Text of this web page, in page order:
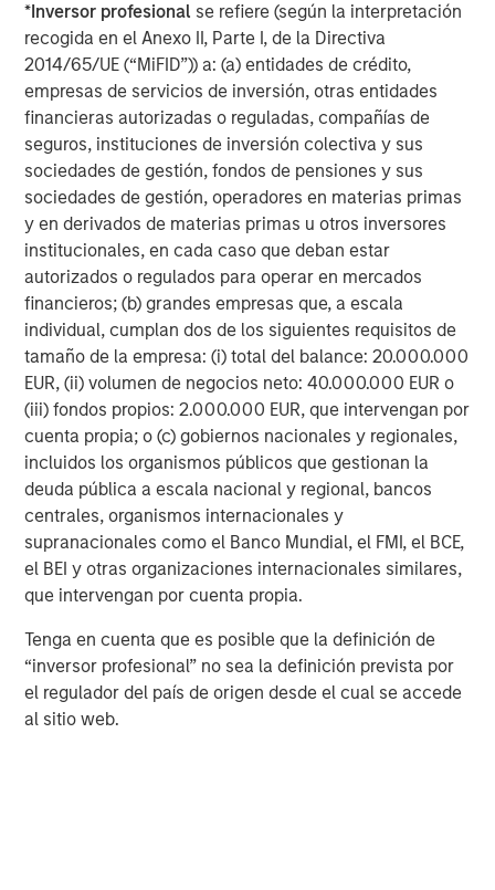
*Inversor profesional se refiere (según la interpretación
recogida en el Anexo II, Parte I, de la Directiva
2014/65/UE (“MiFID”)) a: (a) entidades de crédito,
empresas de servicios de inversión, otras entidades
financieras autorizadas o reguladas, compañías de
seguros, instituciones de inversión colectiva y sus
sociedades de gestión, fondos de pensiones y sus
sociedades de gestión, operadores en materias primas
y en derivados de materias primas u otros inversores
institucionales, en cada caso que deban estar
autorizados o regulados para operar en mercados
financieros; (b) grandes empresas que, a escala
individual, cumplan dos de los siguientes requisitos de
tamaño de la empresa: (i) total del balance: 20.000.000
EUR, (ii) volumen de negocios neto: 40.000.000 EUR o
(iii) fondos propios: 2.000.000 EUR, que intervengan por
cuenta propia; o (c) gobiernos nacionales y regionales,
incluidos los organismos públicos que gestionan la
deuda pública a escala nacional y regional, bancos
centrales, organismos internacionales y
supranacionales como el Banco Mundial, el FMI, el BCE,
el BEI y otras organizaciones internacionales similares,
que intervengan por cuenta propia.
Tenga en cuenta que es posible que la definición de
“inversor profesional” no sea la definición prevista por
el regulador del país de origen desde el cual se accede
al sitio web.
cars, batteries, solar panels, wind turbines and upgraded
electric grids.
In China, Europe and the US, strong investment in
renewable energy and associated infrastructure has
already boosted demand for base metals like aluminum,
critical for lightweight vehicles and grid equipment, and
copper, essential for electrical wiring in solar farms and
EVs. That trend is expected to continue into 2026 as
countries race to expand green capacity and meet
climate targets.
Industrial metals poised to benefit from growth
Along with green investments, infrastructure spending
continues as global growth stabilizes. Industrial metals
and minerals, the backbone of construction and
manufacturing, may be on track to demonstrate
resilience in 2026. Despite some headwinds in recent
years from China’s property sector slowdown, base
metals have held up relatively well and even rallied in late
2025. Metals like copper, aluminum and tin are positioned
for solid demand.
The World Bank observed that resilient activity in major
boosted demand for these metals, helping push base
metal prices higher in 2025. Going into 2026, we expect
base metal prices to remain broadly stable or even rise
modestly, reflecting this firm demand base.